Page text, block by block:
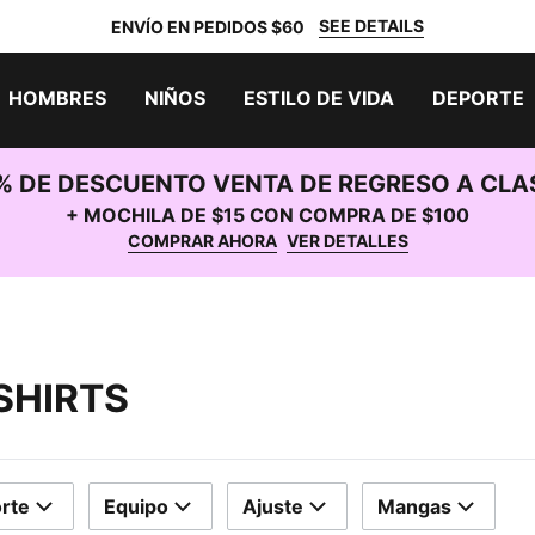
ENVÍO EN PEDIDOS $60 SEE DETAILS
HOMBRES NIÑOS ESTILO DE VIDA DEPORTE
DE DESCUENTO VENTA DE REGRESO A
+ MOCHILA DE $15 CON COMPRA DE $100
COMPRAR AHORA VER DETALLES
Equipo Ajuste Mangas